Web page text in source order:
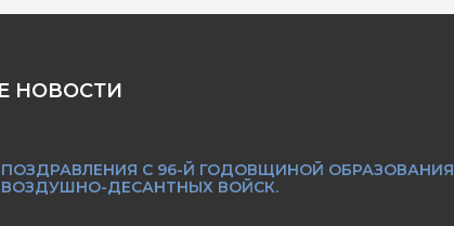
НОВОСТИ
ПОЗДРАВЛЕНИЯ С 96-Й ГОДОВЩИНОЙ ОБРАЗОВАНИЯ
ВОЗДУШНО-ДЕСАНТНЫХ ВОЙСК.